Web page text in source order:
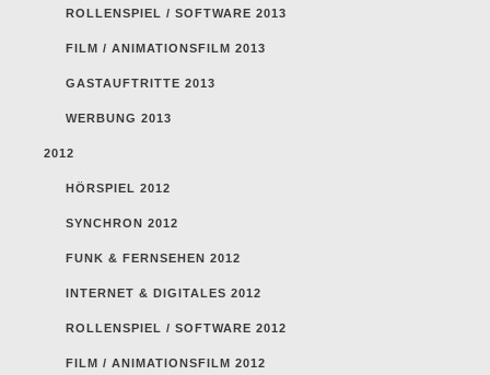
ROLLENSPIEL / SOFTWARE 2013
FILM / ANIMATIONSFILM 2013
GASTAUFTRITTE 2013
WERBUNG 2013
2012
HÖRSPIEL 2012
SYNCHRON 2012
FUNK & FERNSEHEN 2012
INTERNET & DIGITALES 2012
ROLLENSPIEL / SOFTWARE 2012
FILM / ANIMATIONSFILM 2012